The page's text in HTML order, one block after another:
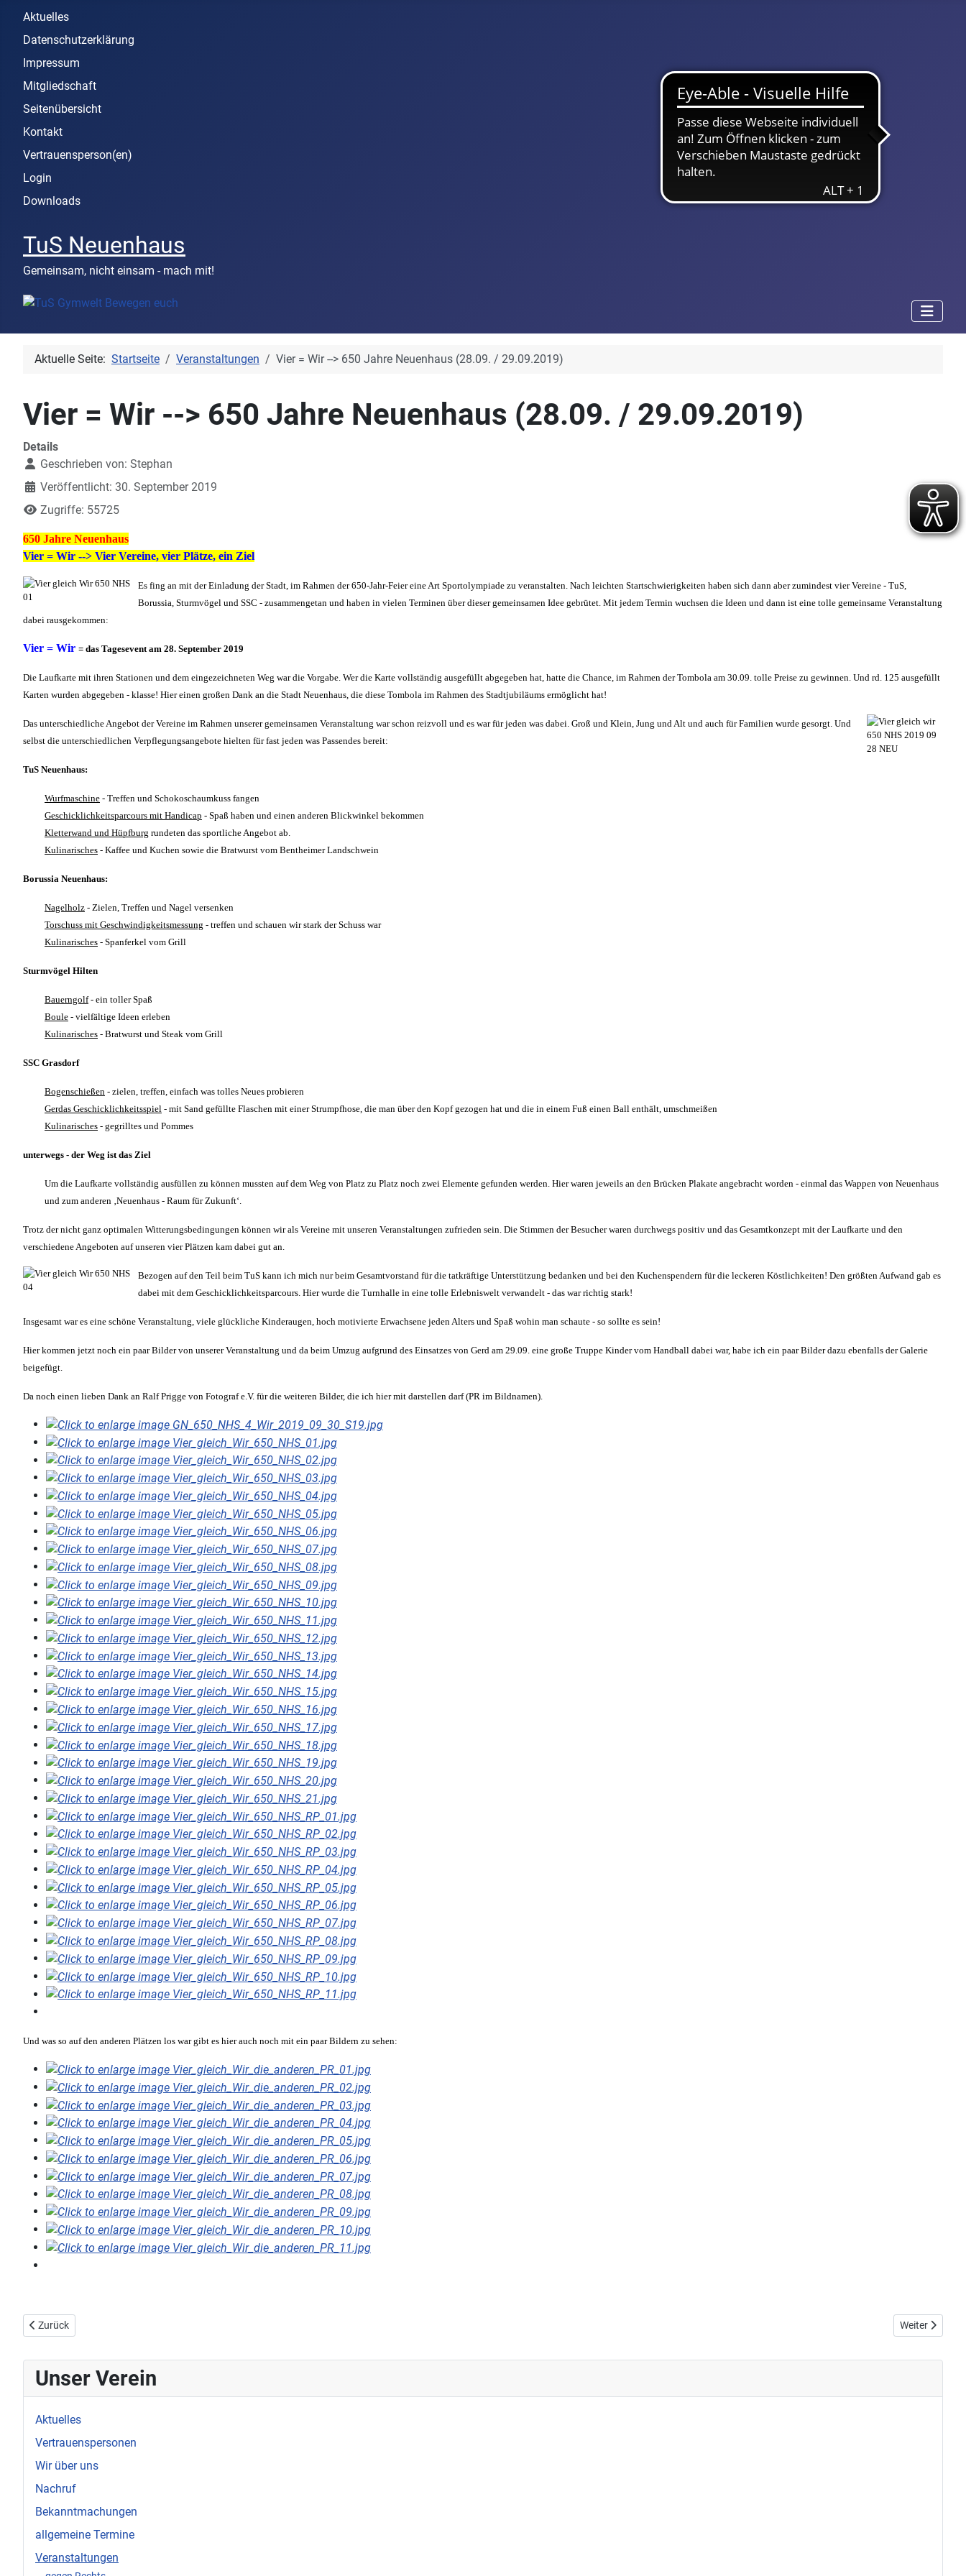
Aktuelles
Datenschutzerklärung
Impressum
Mitgliedschaft
Seitenübersicht
Kontakt
Vertrauensperson(en)
Login
Downloads
TuS Neuenhaus
Gemeinsam, nicht einsam - mach mit!
Unser Verein
Aktuelles
Vertrauenspersonen
Wir über uns
Nachruf
Bekanntmachungen
allgemeine Termine
Veranstaltungen
Aktuelle Seite: Startseite Veranstaltungen Vier = Wir --> 650 Jahre Neuenhaus (28.09. / 29.09.2019)
Vier = Wir --> 650 Jahre Neuenhaus (28.09. / 29.09.2019)
Details
Geschrieben von: Stephan
Veröffentlicht: 30. September 2019
Zugriffe: 55725
650 Jahre Neuenhaus
Vier = Wir --> Vier Vereine, vier Plätze, ein Ziel
Es fing an mit der Einladung der Stadt, im Rahmen der 650-Jahr-Feier eine Art Sportolympiade zu veranstalten. Nach leichten Startschwierigkeiten haben sich dann aber zumindest vier Vereine - TuS,
Borussia, Sturmvögel und SSC - zusammengetan und haben in vielen Terminen über dieser gemeinsamen Idee gebrütet. Mit jedem Termin wuchsen die Ideen und dann ist eine tolle gemeinsame Veranstaltung
dabei rausgekommen:
Vier = Wir = das Tagesevent am 28. September 2019
Die Laufkarte mit ihren Stationen und dem eingezeichneten Weg war die Vorgabe. Wer die Karte vollständig ausgefüllt abgegeben hat, hatte die Chance, im Rahmen der Tombola am 30.09. tolle Preise zu gewinnen. Und rd. 125 ausgefüllt
Karten wurden abgegeben - klasse! Hier einen großen Dank an die Stadt Neuenhaus, die diese Tombola im Rahmen des Stadtjubiläums ermöglicht hat!
Das unterschiedliche Angebot der Vereine im Rahmen unserer gemeinsamen Veranstaltung war schon reizvoll und es war für jeden was dabei. Groß und Klein, Jung und Alt und auch für Familien wurde gesorgt. Und
selbst die unterschiedlichen Verpflegungsangebote hielten für fast jeden was Passendes bereit:
TuS Neuenhaus:
Wurfmaschine - Treffen und Schokoschaumkuss fangen
Geschicklichkeitsparcours mit Handicap - Spaß haben und einen anderen Blickwinkel bekommen
Kletterwand und Hüpfburg rundeten das sportliche Angebot ab.
Kulinarisches - Kaffee und Kuchen sowie die Bratwurst vom Bentheimer Landschwein
Borussia Neuenhaus:
Nagelholz - Zielen, Treffen und Nagel versenken
Torschuss mit Geschwindigkeitsmessung - treffen und schauen wir stark der Schuss war
Kulinarisches - Spanferkel vom Grill
Sturmvögel Hilten
Bauerngolf- ein toller Spaß
Boule - vielfältige Ideen erleben
Kulinarisches - Bratwurst und Steak vom Grill
SSC Grasdorf
Bogenschießen - zielen, treffen, einfach was tolles Neues probieren
Gerdas Geschicklichkeitsspiel - mit Sand gefüllte Flaschen mit einer Strumpfhose, die man über den Kopf gezogen hat und die in einem Fuß einen Ball enthält, umschmeißen
Kulinarisches - gegrilltes und Pommes
unterwegs - der Weg ist das Ziel
Um die Laufkarte vollständig ausfüllen zu können mussten auf dem Weg von Platz zu Platz noch zwei Elemente gefunden werden. Hier waren jeweils an den Brücken Plakate angebracht worden - einmal das Wappen von Neuenhaus
und zum anderen ‚Neuenhaus - Raum für Zukunft‘.
Trotz der nicht ganz optimalen Witterungsbedingungen können wir als Vereine mit unseren Veranstaltungen zufrieden sein. Die Stimmen der Besucher waren durchwegs positiv und das Gesamtkonzept mit der Laufkarte und den
verschiedene Angeboten auf unseren vier Plätzen kam dabei gut an.
Bezogen auf den Teil beim TuS kann ich mich nur beim Gesamtvorstand für die tatkräftige Unterstützung bedanken und bei den Kuchenspendern für die leckeren Köstlichkeiten! Den größten Aufwand gab es
dabei mit dem Geschicklichkeitsparcours. Hier wurde die Turnhalle in eine tolle Erlebniswelt verwandelt - das war richtig stark!
Insgesamt war es eine schöne Veranstaltung, viele glückliche Kinderaugen, hoch motivierte Erwachsene jeden Alters und Spaß wohin man schaute - so sollte es sein!
Hier kommen jetzt noch ein paar Bilder von unserer Veranstaltung und da beim Umzug aufgrund des Einsatzes von Gerd am 29.09. eine große Truppe Kinder vom Handball dabei war, habe ich ein paar Bilder dazu ebenfalls der Galerie
beigefügt.
Da noch einen lieben Dank an Ralf Prigge von Fotograf e.V. für die weiteren Bilder, die ich hier mit darstellen darf (PR im Bildnamen).
Und was so auf den anderen Plätzen los war gibt es hier auch noch mit ein paar Bildern zu sehen:
Vorheriger Beitrag: Überraschendes Ehrenamt - Ferdi (01.11.2019)
Zurück Nächster
Weiter